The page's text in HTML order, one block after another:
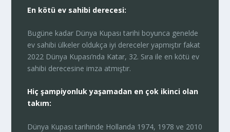
En kötü ev sahibi derecesi:
Bugüne kadar Dünya Kupası tarihi boyunca genelde
ev sahibi ülkeler oldukça iyi dereceler yapmıştır fakat
2022 Dünya Kupası’nda Katar, 32. Sıra ile en kötü ev
sahibi derecesine imza atmıştır.
Hiç şampiyonluk yaşamadan en çok ikinci olan
takım:
Dünya Kupası tarihinde Hollanda 1974, 1978 ve 2010